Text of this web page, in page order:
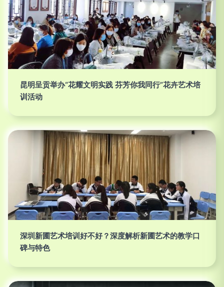
昆明呈贡举办“花耀文明实践 芬芳你我同行”花卉艺术培
训活动
深圳新圃艺术培训好不好？深度解析新圃艺术的教学口
碑与特色